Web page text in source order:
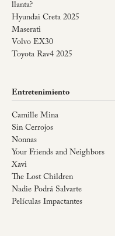
llanta?
Hyundai Creta 2025
Maserati
Volvo EX30
Toyota Rav4 2025
Entretenimiento
Camille Mina
Sin Cerrojos
Nonnas
Your Friends and Neighbors
Xavi
The Lost Children
Nadie Podrá Salvarte
Películas Impactantes